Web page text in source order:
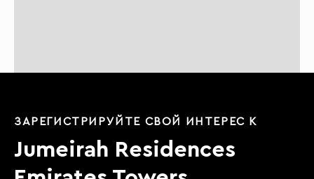
ЗАРЕГИСТРИРУЙТЕ СВОЙ ИНТЕРЕС К
Jumeirah Residences